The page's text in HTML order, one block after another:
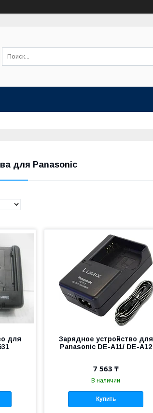
для Panasonic
для
Зарядное устройство для
Panasonic DE-A11/ DE-A12
7 563 ₸
В наличии
Купить